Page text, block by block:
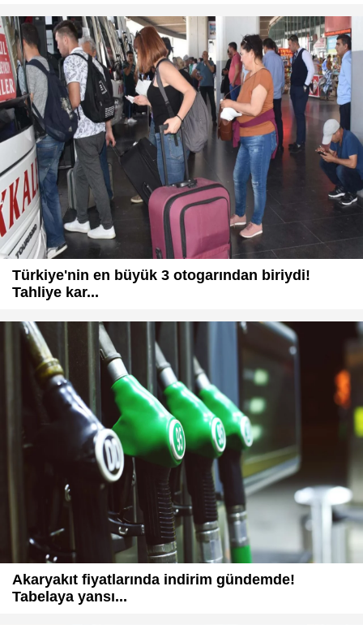
Türkiye'nin en büyük 3 otogarından biriydi!
Tahliye kar...
Akaryakıt fiyatlarında indirim gündemde!
Tabelaya yansı...